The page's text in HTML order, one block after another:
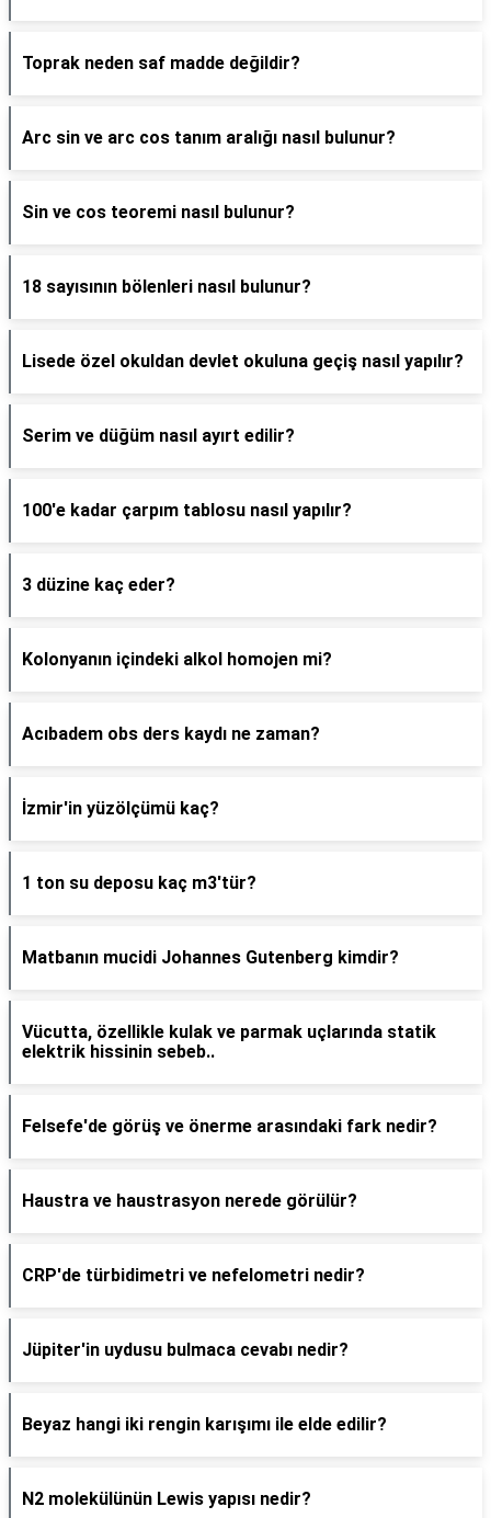
Toprak neden saf madde değildir?
Arc sin ve arc cos tanım aralığı nasıl bulunur?
Sin ve cos teoremi nasıl bulunur?
18 sayısının bölenleri nasıl bulunur?
Lisede özel okuldan devlet okuluna geçiş nasıl yapılır?
Serim ve düğüm nasıl ayırt edilir?
100'e kadar çarpım tablosu nasıl yapılır?
3 düzine kaç eder?
Kolonyanın içindeki alkol homojen mi?
Acıbadem obs ders kaydı ne zaman?
İzmir'in yüzölçümü kaç?
1 ton su deposu kaç m3'tür?
Matbanın mucidi Johannes Gutenberg kimdir?
Vücutta, özellikle kulak ve parmak uçlarında statik
elektrik hissinin sebeb..
Felsefe'de görüş ve önerme arasındaki fark nedir?
Haustra ve haustrasyon nerede görülür?
CRP'de türbidimetri ve nefelometri nedir?
Jüpiter'in uydusu bulmaca cevabı nedir?
Beyaz hangi iki rengin karışımı ile elde edilir?
N2 molekülünün Lewis yapısı nedir?